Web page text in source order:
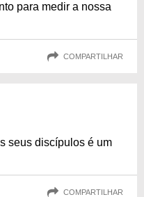
para medir a nossa
COMPARTILHAR
seus discípulos é um
COMPARTILHAR